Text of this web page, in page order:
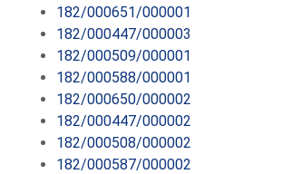
182/000651/000001
182/000447/000003
182/000509/000001
182/000588/000001
182/000650/000002
182/000447/000002
182/000508/000002
182/000587/000002